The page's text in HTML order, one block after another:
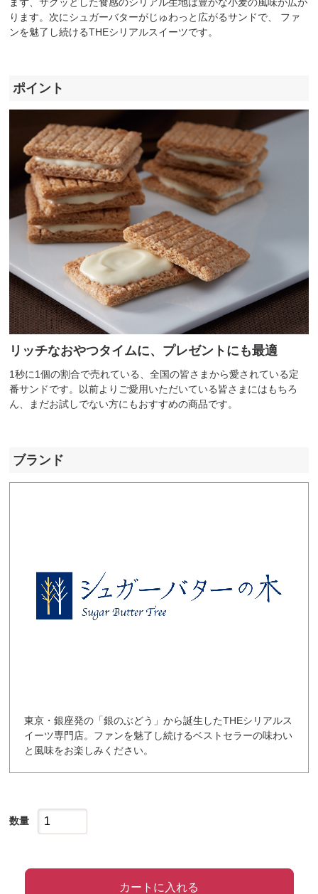
ります。次にシュガーバターがじゅわっと広がるサンドで、 ファ
ンを魅了し続けるTHEシリアルスイーツです。
ポイント
リッチなおやつタイムに、プレゼントにも最適
1秒に1個の割合で売れている、全国の皆さまから愛されている定
番サンドです。以前よりご愛用いただいている皆さまにはもちろ
ん、まだお試しでない方にもおすすめの商品です。
ブランド
東京・銀座発の「銀のぶどう」から誕生したTHEシリアルス
イーツ専門店。ファンを魅了し続けるベストセラーの味わい
と風味をお楽しみください。
数量
カートに入れる